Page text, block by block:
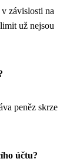
závislosti na
už nejsou
peněz skrze
účtu?